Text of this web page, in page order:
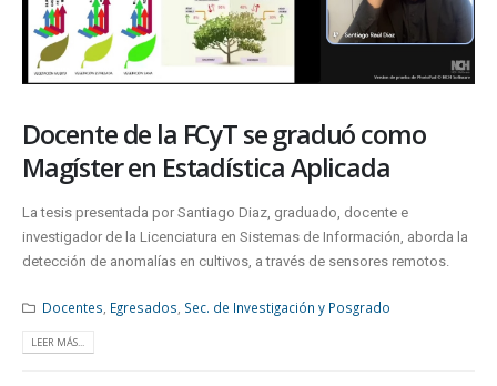
Docente de la FCyT se graduó como
Magíster en Estadística Aplicada
La tesis presentada por Santiago Diaz, graduado, docente e
investigador de la Licenciatura en Sistemas de Información, aborda la
detección de anomalías en cultivos, a través de sensores remotos.
Docentes Egresados Sec. de Investigación y Posgrado
LEER MÁS...